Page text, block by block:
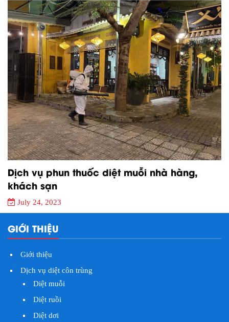
Dịch vụ phun thuốc diệt muỗi nhà hàng,
khách sạn
July 24, 2023
GIỚI THIỆU
Giới thiệu
Dịch vụ diệt côn trùng
Diệt muỗi
Diệt ruồi
Diệt dơi